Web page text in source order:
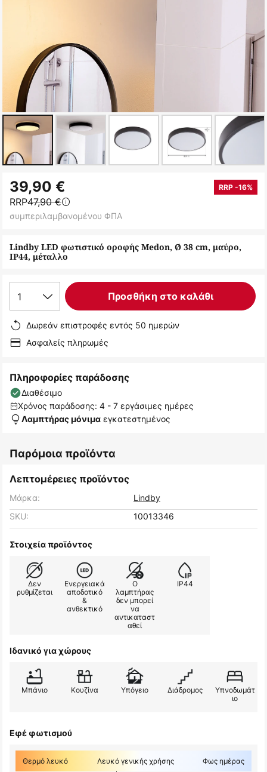
στην
αρχή
της
εικόνων
Lindby LED φωτιστικό οροφής Medon, Ø 38 cm, μαύρο,
IP44, μέταλλο
39,90 € RRP -16%
RRP47,90 €
συμπεριλαμβανομένου ΦΠΑ
1 Προσθήκη στο καλάθι
Δωρεάν επιστροφές εντός 50 ημερών
Ασφαλείς πληρωμές
Πληροφορίες παράδοσης
Διαθέσιμο
Χρόνος παράδοσης: 4 - 7 εργάσιμες ημέρες
Λαμπτήρας μόνιμα εγκατεστημένος
Παρόμοια προϊόντα
Λεπτομέρειες προϊόντος
Μάρκα:
Lindby
SKU:
10013346
Στοιχεία προϊόντος
Δεν
ρυθμίζεται
Ενεργειακά
αποδοτικό
&
ανθεκτικό
Ο
λαμπτήρας
δεν μπορεί
να
αντικαταστ
αθεί
IP44
Ιδανικό για χώρους
Μπάνιο Κουζίνα Υπόγειο Διάδρομος
Υπνοδωμάτ
ιο
Εφέ φωτισμού
Θερμό λευκό Λευκό γενικής χρήσης Φως ημέρας